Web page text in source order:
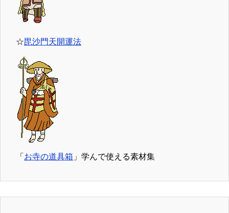
☆毘沙門天開運法
「 お寺の道具箱 」学んで使える素材集